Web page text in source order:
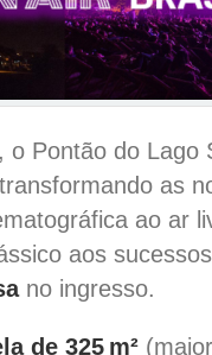
o Pontão do Lago
as
ao ar
aos
no ingresso.
de 325 m²